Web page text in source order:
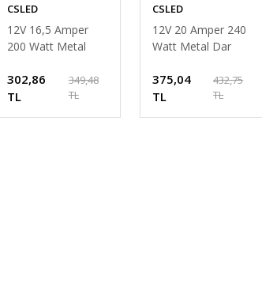
CSLED
12V 16,5 Amper
200 Watt Metal
Adaptör – Sessiz ve
Güçlü Güç Kaynağı
302,86
TL
349,48
TL
CSLED
12V 20 Amper 240
Watt Metal Dar
Adaptör – Sessiz ve
Güçlü Güç Kaynağı
375,04
TL
432,75
TL